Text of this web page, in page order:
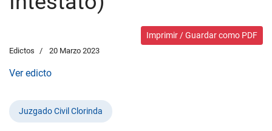
Imprimir / Guardar como PDF
Edictos 20 Marzo 2023
Ver edicto
Juzgado Civil Clorinda